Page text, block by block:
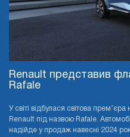
Renault представив
Rafale
У світі відбулася світова
Renault під назвою Rafale.
надійде у продаж навесні 2024